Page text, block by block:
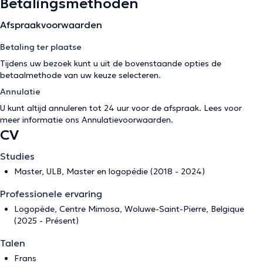
Betalingsmethoden
Afspraakvoorwaarden
Betaling ter plaatse
Tijdens uw bezoek kunt u uit de bovenstaande opties de
betaalmethode van uw keuze selecteren.
Annulatie
U kunt altijd annuleren tot 24 uur voor de afspraak. Lees voor
meer informatie ons Annulatievoorwaarden.
CV
Studies
Master, ULB, Master en logopédie (2018 - 2024)
Professionele ervaring
Logopède, Centre Mimosa, Woluwe-Saint-Pierre, Belgique
(2025 - Présent)
Talen
Frans